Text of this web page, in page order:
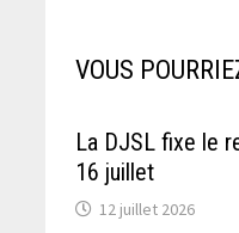
VOUS
La DJSL fixe le
16 juillet
12 juillet 2026